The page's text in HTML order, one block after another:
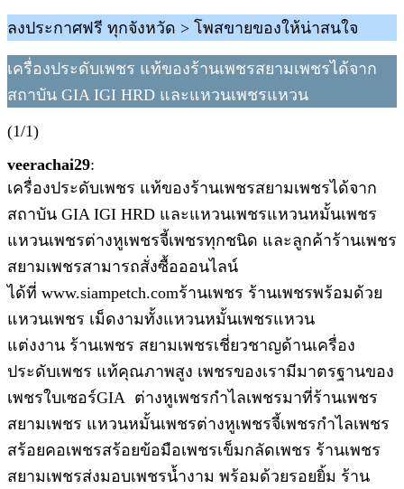
ลงประกาศฟรี ทุกจังหวัด > โพสขายของให้น่าสนใจ
เครื่องประดับเพชร แท้ของร้านเพชรสยามเพชรได้จาก
สถาบัน GIA IGI HRD และแหวนเพชรแหวน
(1/1)
veerachai29:
เครื่องประดับเพชร แท้ของร้านเพชรสยามเพชรได้จาก
สถาบัน GIA IGI HRD และแหวนเพชรแหวนหมั้นเพชร
แหวนเพชรต่างหูเพชรจี้เพชรทุกชนิด และลูกค้าร้านเพชร
สยามเพชรสามารถสั่งซื้อออนไลน์
ได้ที่ www.siampetch.comร้านเพชร ร้านเพชรพร้อมด้วย
แหวนเพชร เม็ดงามทั้งแหวนหมั้นเพชรแหวน
แต่งงาน ร้านเพชร สยามเพชรเชี่ยวชาญด้านเครื่อง
ประดับเพชร แท้คุณภาพสูง เพชรของเรามีมาตรฐานของ
เพชรใบเซอร์GIA ต่างหูเพชรกำไลเพชรมาที่ร้านเพชร
สยามเพชร แหวนหมั้นเพชรต่างหูเพชรจี้เพชรกำไลเพชร
สร้อยคอเพชรสร้อยข้อมือเพชรเข็มกลัดเพชร ร้านเพชร
สยามเพชรส่งมอบเพชรน้ำงาม พร้อมด้วยรอยยิ้ม ร้าน